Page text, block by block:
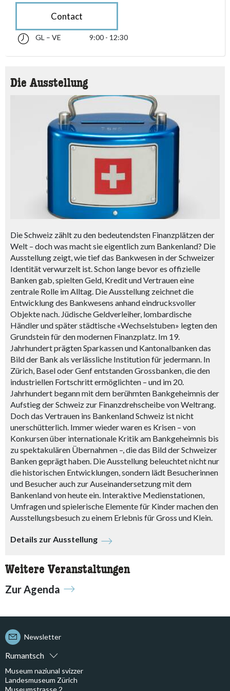
Contact
accessibility.sr-only.opening_hours
glindesdi fin venderdi 09:00 - 12:30
GL – VE 9:00 - 12:30
Die Ausstellung
Die Schweiz zählt zu den bedeutendsten Finanzplätzen der
Welt – doch was macht sie eigentlich zum Bankenland? Die
Ausstellung zeigt, wie tief das Bankwesen in der Schweizer
Identität verwurzelt ist. Schon lange bevor es offizielle
Banken gab, spielten Geld, Kredit und Vertrauen eine
zentrale Rolle im Alltag. Die Ausstellung zeichnet die
Entwicklung des Bankwesens anhand eindrucksvoller
Objekte nach. Jüdische Geldverleiher, lombardische
Händler und später städtische «Wechselstuben» legten den
Grundstein für den modernen Finanzplatz. Im 19.
Jahrhundert prägten Sparkassen und Kantonalbanken das
Bild der Bank als verlässliche Institution für jedermann. In
Zürich, Basel oder Genf entstanden Grossbanken, die den
industriellen Fortschritt ermöglichten – und im 20.
Jahrhundert begann mit dem berühmten Bankgeheimnis der
Aufstieg der Schweiz zur Finanzdrehscheibe von Weltrang.
Doch das Vertrauen ins Bankenland Schweiz ist nicht
unerschütterlich. Immer wieder waren es Krisen – von
Konkursen über internationale Kritik am Bankgeheimnis bis
zu spektakulären Übernahmen –, die das Bild der Schweizer
Banken geprägt haben. Die Ausstellung beleuchtet nicht nur
die historischen Entwicklungen, sondern lädt Besucherinnen
und Besucher auch zur Auseinandersetzung mit dem
Bankenland von heute ein. Interaktive Medienstationen,
Umfragen und spielerische Elemente für Kinder machen den
Ausstellungsbesuch zu einem Erlebnis für Gross und Klein.
Details zur Ausstellung
Weitere Veranstaltungen
Zur Agenda
Rumantsch
Newsletter
Museum naziunal svizzer
Landesmuseum Zürich
Museumstrasse 2